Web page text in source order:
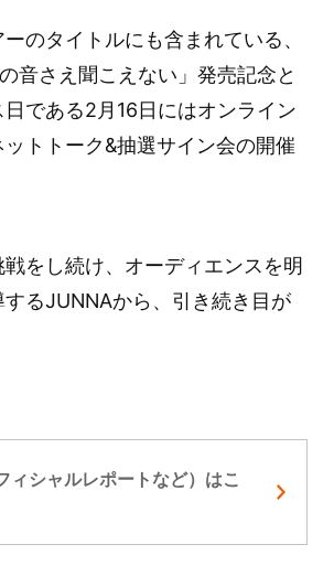
のタイトルにも含まれている、
音さえ聞こえない」発売記念と
日である2月16日にはオンライン
トトーク&抽選サイン会の開催
をし続け、オーディエンスを明
するJUNNAから、引き続き目が
ィシャルレポートなど）はこ